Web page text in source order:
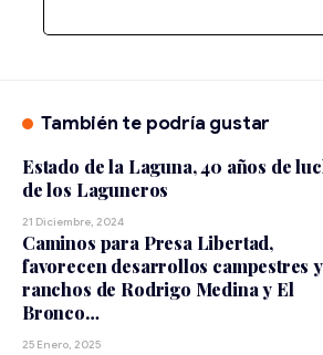
También te podría gustar
Estado de la Laguna, 40 años de
de los Laguneros
21 Diciembre, 2024
Caminos para Presa Libertad,
favorecen desarrollos campestres y
ranchos de Rodrigo Medina y El
Bronco…
25 Enero, 2025